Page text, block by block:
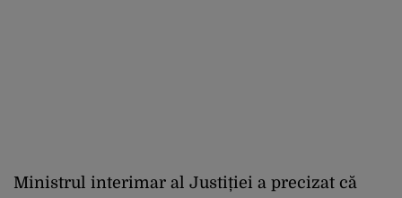
Ministrul interimar al Justiției a precizat că